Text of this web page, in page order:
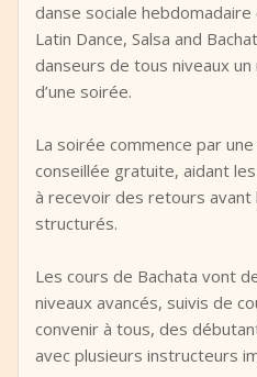
danse sociale
Latin Dance, Salsa and
danseurs de tous niveaux
d’une soirée.
La soirée commence par
conseillée gratuite, aidant
à recevoir des retours avant
structurés.
Les cours de Bachata vont
niveaux avancés, suivis de
convenir à tous, des
avec plusieurs instructeurs